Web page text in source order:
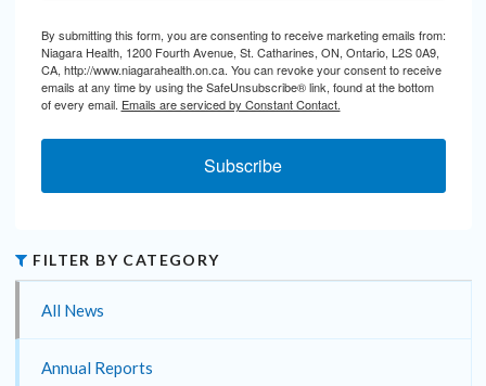
By submitting this form, you are consenting to receive marketing emails from:
Niagara Health, 1200 Fourth Avenue, St. Catharines, ON, Ontario, L2S 0A9,
CA, http://www.niagarahealth.on.ca. You can revoke your consent to receive
emails at any time by using the SafeUnsubscribe® link, found at the bottom
of every email. Emails are serviced by Constant Contact.
Subscribe
FILTER BY CATEGORY
All News
Annual Reports